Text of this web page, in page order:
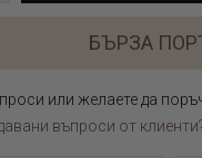
БЪРЗА
или желаете да
въпроси от